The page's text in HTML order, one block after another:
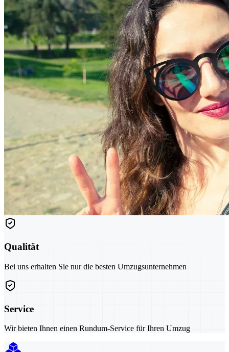
Qualität
Bei uns erhalten Sie nur die besten Umzugsunternehmen
Service
Wir bieten Ihnen einen Rundum-Service für Ihren Umzug